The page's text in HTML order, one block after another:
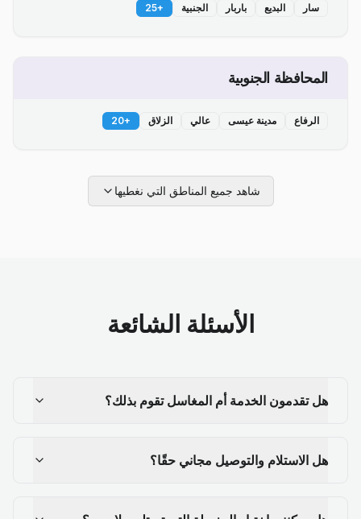
سار البديع باربار الجنبية +
25
المحافظة الجنوبية
الرفاع مدينة عيسى عالي الزلاق +
20
شاهد جميع المناطق التي نغطيها
الأسئلة الشائعة
هل تقدمون الخدمة أم المغاسل تقوم بذلك؟
هل الاستلام والتوصيل مجاني حقًا؟